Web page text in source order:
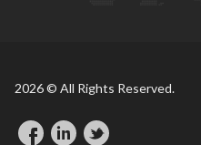
2026 © All Rights Reserved.